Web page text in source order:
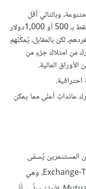
وبالتالي أقل
خطورة، فالأشخاص الذين يستثمرون فقط بـ 500 أو 1,000دولار
لكن بالمقابل، يُمكِّنُهم
من امتلاك جزءٍ من
عائداتٍ أعلى مما يمكن
المستثمرين يُسمّى
صناديق المؤشرات المتداولة Exchange-Traded Funds، وهي